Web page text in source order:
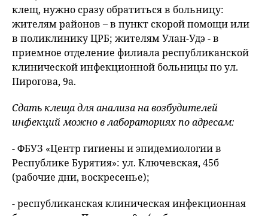
клещ, нужно сразу обратиться в больницу:
жителям районов – в пункт скорой помощи или
в поликлинику ЦРБ; жителям Улан-Удэ - в
приемное отделение филиала республиканской
клинической инфекционной больницы по ул.
Пирогова, 9а.
Сдать клеща для анализа на возбудителей
инфекций можно в лабораториях по адресам:
- ФБУЗ «Центр гигиены и эпидемиологии в
Республике Бурятия»: ул. Ключевская, 45б
(рабочие дни, воскресенье);
- республиканская клиническая инфекционная